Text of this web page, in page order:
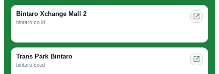
Bintaro Xchange Mall 2
bintaro.co.id
Trans Park Bintaro
bintaro.co.id